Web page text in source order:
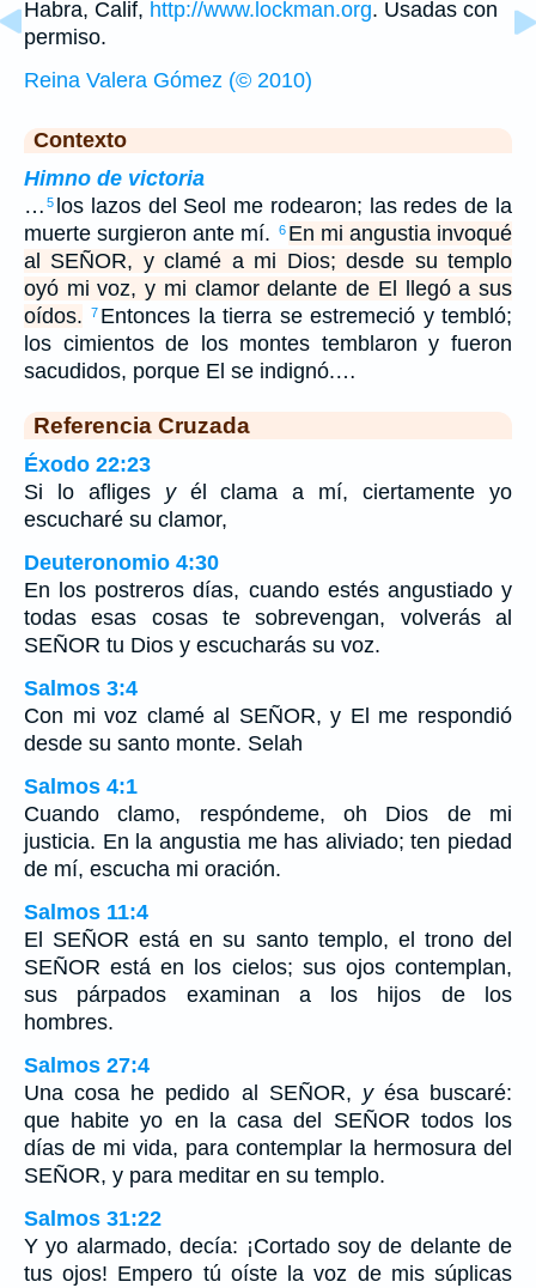
Habra, Calif, http://www.lockman.org. Usadas con
permiso.
Reina Valera Gómez (© 2010)
Contexto
Himno de victoria
… 5 los lazos del Seol me rodearon; las redes de la
muerte surgieron ante mí.
6 En mi angustia invoqué
al SEÑOR, y clamé a mi Dios; desde su templo
oyó mi voz, y mi clamor delante de El llegó a sus
oídos.
7 Entonces la tierra se estremeció y tembló;
los cimientos de los montes temblaron y fueron
sacudidos, porque El se indignó.…
Referencia Cruzada
Éxodo 22:23
Si lo afliges yél clama a mí, ciertamente yo
escucharé su clamor,
Deuteronomio 4:30
En los postreros días, cuando estés angustiado y
todas esas cosas te sobrevengan, volverás al
SEÑOR tu Dios y escucharás su voz.
Salmos 3:4
Con mi voz clamé al SEÑOR, y El me respondió
desde su santo monte. Selah
Salmos 4:1
Cuando clamo, respóndeme, oh Dios de mi
justicia. En la angustia me has aliviado; ten piedad
de mí, escucha mi oración.
Salmos 11:4
El SEÑOR está en su santo templo, el trono del
SEÑOR está en los cielos; sus ojos contemplan,
sus párpados examinan a los hijos de los
hombres.
Salmos 27:4
Una cosa he pedido al SEÑOR, yésa buscaré:
que habite yo en la casa del SEÑOR todos los
días de mi vida, para contemplar la hermosura del
SEÑOR, y para meditar en su templo.
Salmos 31:22
Y yo alarmado, decía: ¡Cortado soy de delante de
tus ojos! Empero tú oíste la voz de mis súplicas